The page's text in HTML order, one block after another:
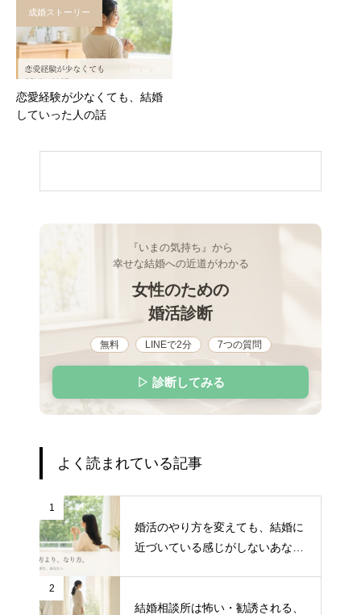
成婚ストーリー
恋愛経験が少なくても、結婚
していった人の話
『いまの気持ち』から
幸せな結婚への近道がわかる
女性のための
婚活診断
無料 LINEで2分 7つの質問
▷ 診断してみる
よく読まれている記事
1
婚活のやり方を変えても、結婚に
近づいている感じがしないあなた
2
結婚相談所は怖い・勧誘される、